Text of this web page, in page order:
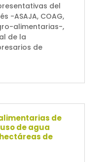
del
-ASAJA, COAG,
alimentarias-,
de la
de
de
de agua
de